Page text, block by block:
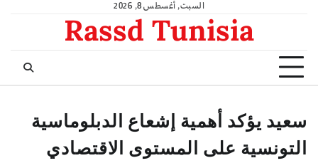
السبت, أغسطس 8, 2026
Rassd Tunisia
سعيد يؤكد أهمية إشعاع الدبلوماسية
التونسية على المستوى الاقتصادي